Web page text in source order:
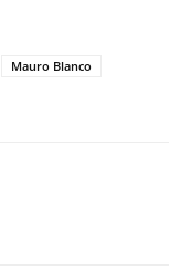
Mauro Blanco